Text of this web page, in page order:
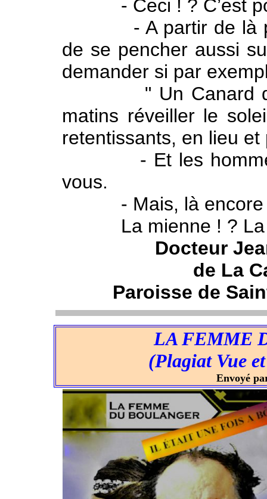
- Ceci ! ? C’est
- A partir de là
de se pencher aussi
demander si par
" Un Canard de
matins réveiller le
retentissants, en lieu
- Et les hommes
vous.
- Mais, là encore -
La mienne ! ? La
Docteur
de La
Paroisse de
LA FEMME
(Plagiat Vue
Envoyé